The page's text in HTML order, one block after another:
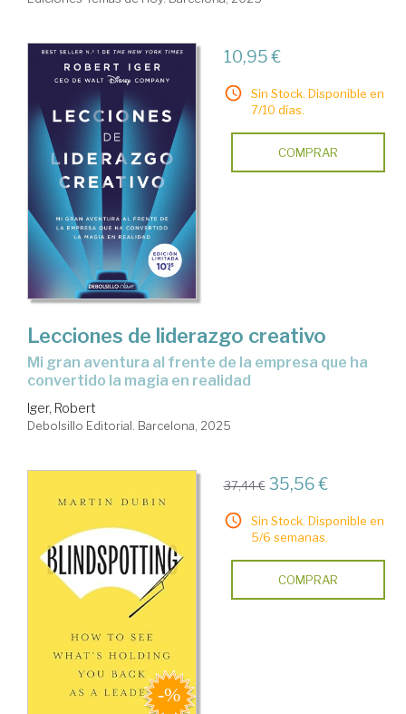
10,95 €
Sin Stock. Disponible en
7/10 días.
COMPRAR
Lecciones de liderazgo creativo
Mi gran aventura al frente de la empresa que ha
convertido la magia en realidad
Iger, Robert
Debolsillo Editorial. Barcelona, 2025
37,44 € 35,56 €
Sin Stock. Disponible en
5/6 semanas.
COMPRAR